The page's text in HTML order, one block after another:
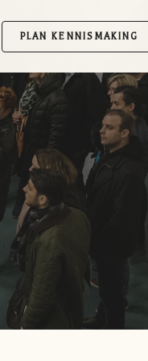
PLAN KENNISMAKING